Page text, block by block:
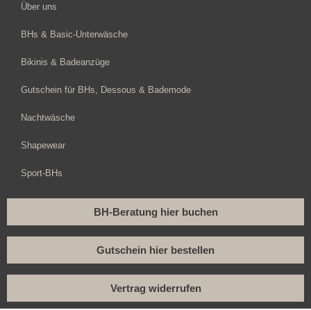
Über uns
BHs & Basic-Unterwäsche
Bikinis & Badeanzüge
Gutschein für BHs, Dessous & Bademode
Nachtwäsche
Shapewear
Sport-BHs
BH-Beratung hier buchen
Gutschein hier bestellen
Vertrag widerrufen